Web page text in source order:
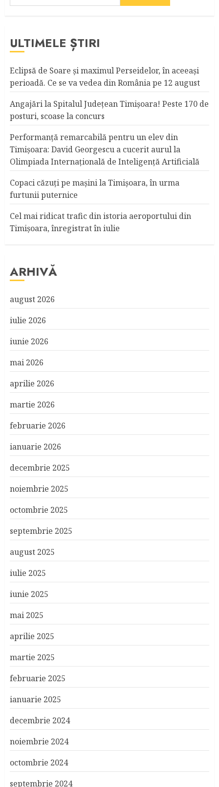
ULTIMELE ȘTIRI
Eclipsă de Soare și maximul Perseidelor, în aceeași
perioadă. Ce se va vedea din România pe 12 august
Angajări la Spitalul Judeţean Timişoara! Peste 170 de
posturi, scoase la concurs
Performanță remarcabilă pentru un elev din
Timișoara: David Georgescu a cucerit aurul la
Olimpiada Internațională de Inteligență Artificială
Copaci căzuţi pe maşini la Timişoara, în urma
furtunii puternice
Cel mai ridicat trafic din istoria aeroportului din
Timişoara, înregistrat în iulie
ARHIVĂ
august 2026
iulie 2026
iunie 2026
mai 2026
aprilie 2026
martie 2026
februarie 2026
ianuarie 2026
decembrie 2025
noiembrie 2025
octombrie 2025
septembrie 2025
august 2025
iulie 2025
iunie 2025
mai 2025
aprilie 2025
martie 2025
februarie 2025
ianuarie 2025
decembrie 2024
noiembrie 2024
octombrie 2024
septembrie 2024